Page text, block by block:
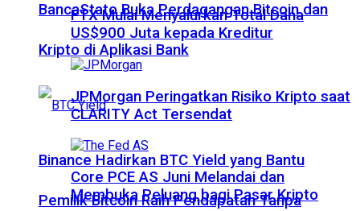
BancaStato Buka Perdagangan Bitcoin dan
Kripto di Aplikasi Bank
Binance Hadirkan BTC Yield yang Bantu
Pemilik Bitcoin Raih Pendapatan Tanpa
FTX Mulai Menyalurkan Total Dana
US$900 Juta kepada Kreditur
JPMorgan Peringatkan Risiko Kripto saat
CLARITY Act Tersendat
Core PCE AS Juni Melandai dan
Membuka Peluang bagi Pasar Kripto